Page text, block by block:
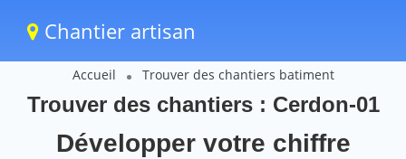
Chantier artisan
Accueil Trouver des chantiers batiment
Trouver des chantiers : Cerdon-01
Développer votre chiffre